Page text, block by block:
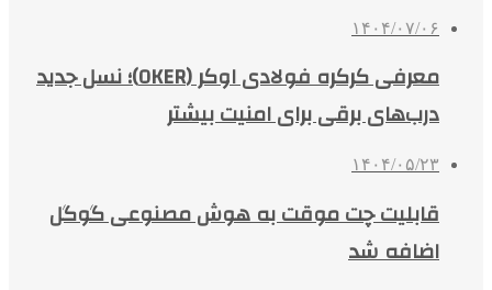
۱۴۰۴/۰۷/۰۶
معرفی کرکره فولادی اوکر (OKER)؛ نسل جدید
درب‌های برقی برای امنیت بیشتر
۱۴۰۴/۰۵/۲۳
قابلیت چت موقت به هوش مصنوعی گوگل
اضافه شد